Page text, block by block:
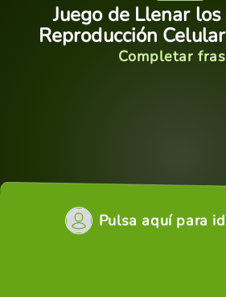
Juego de Llenar los
Reproducción
Completar
Pulsa aquí para